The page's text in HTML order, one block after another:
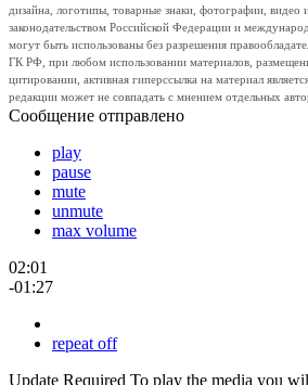
дизайна, логотипы, товарные знаки, фотографии, видео
законодательством Российской Федерации и
могут быть использованы без разрешения
ГК РФ, при любом использовании материалов,
цитировании, активная гиперссылка на материал
редакции может не совпадать с мнением отдельных
Сообщение отправлено
play
pause
mute
unmute
max volume
02:01
-01:27
repeat off
Update Required To play the media you